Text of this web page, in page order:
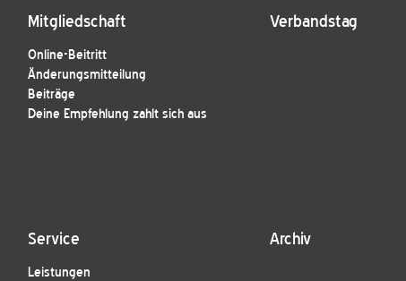
Mitgliedschaft
Online-Beitritt
Änderungsmitteilung
Beiträge
Deine Empfehlung zahlt sich aus
Verbandstag
Service
Leistungen
Archiv